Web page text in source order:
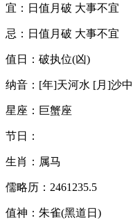
宜：日值月破 大事不宜
忌：日值月破 大事不宜
值日：破执位(凶)
纳音：[年]天河水 [月]沙
星座：巨蟹座
节日：
生肖：属马
儒略历：2461235.5
值神：朱雀(黑道日)